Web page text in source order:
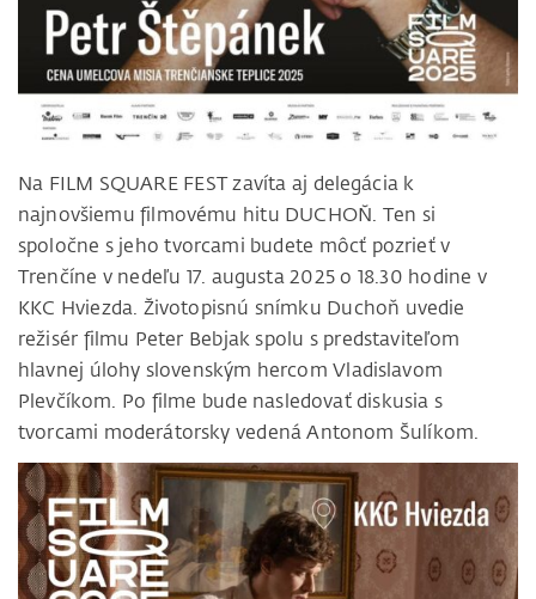
Na FILM SQUARE FEST zavíta aj delegácia k
najnovšiemu filmovému hitu DUCHOŇ. Ten si
spoločne s jeho tvorcami budete môcť pozrieť v
Trenčíne v nedeľu 17. augusta 2025 o 18.30 hodine v
KKC Hviezda. Životopisnú snímku Duchoň uvedie
režisér filmu Peter Bebjak spolu s predstaviteľom
hlavnej úlohy slovenským hercom Vladislavom
Plevčíkom. Po filme bude nasledovať diskusia s
tvorcami moderátorsky vedená Antonom Šulíkom.